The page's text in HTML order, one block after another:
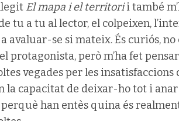
El mapa i el territorii també
tu a tu al lector, el colpeixen,
avaluar-se si mateix. És curiós,
protagonista, però m’ha fet
vegades per les insatisfaccions
la capacitat de deixar-ho tot i anar
han entès quina és realment